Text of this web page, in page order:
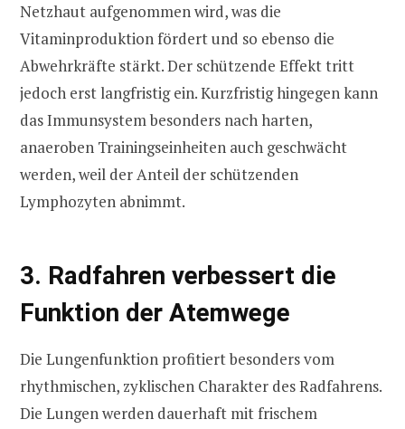
Netzhaut aufgenommen wird, was die
Vitaminproduktion fördert und so ebenso die
Abwehrkräfte stärkt. Der schützende Effekt tritt
jedoch erst langfristig ein. Kurzfristig hingegen kann
das Immunsystem besonders nach harten,
anaeroben Trainingseinheiten auch geschwächt
werden, weil der Anteil der schützenden
Lymphozyten abnimmt.
3. Radfahren verbessert die
Funktion der Atemwege
Die Lungenfunktion profitiert besonders vom
rhythmischen, zyklischen Charakter des Radfahrens.
Die Lungen werden dauerhaft mit frischem